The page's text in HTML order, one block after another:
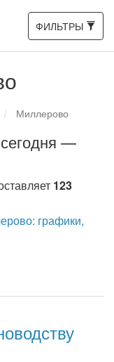
Toggle
navigation
ФИЛЬТРЫ
Миллерово
—
123
графики,